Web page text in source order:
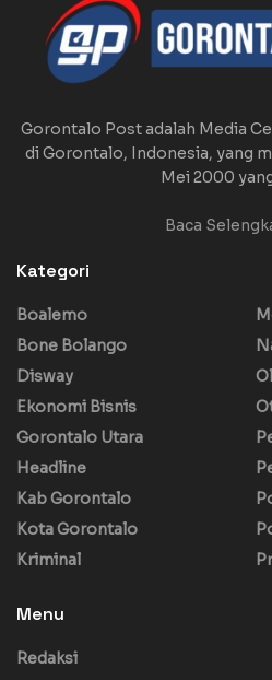
Gorontalo Post adalah Media
di Gorontalo, Indonesia, yang
Mei 2000
Baca
Kategori
Boalemo
Bone Bolango
Disway
Ekonomi Bisnis
Gorontalo Utara
Headline
Kab Gorontalo
Kota Gorontalo
Kriminal
Menu
Redaksi